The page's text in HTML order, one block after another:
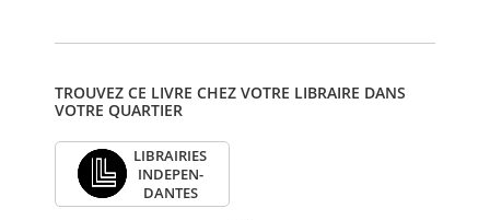
TROUVEZ CE LIVRE CHEZ VOTRE LIBRAIRE DANS
VOTRE QUARTIER
LIBRAI­RIES
INDE­PEN­
DANTES